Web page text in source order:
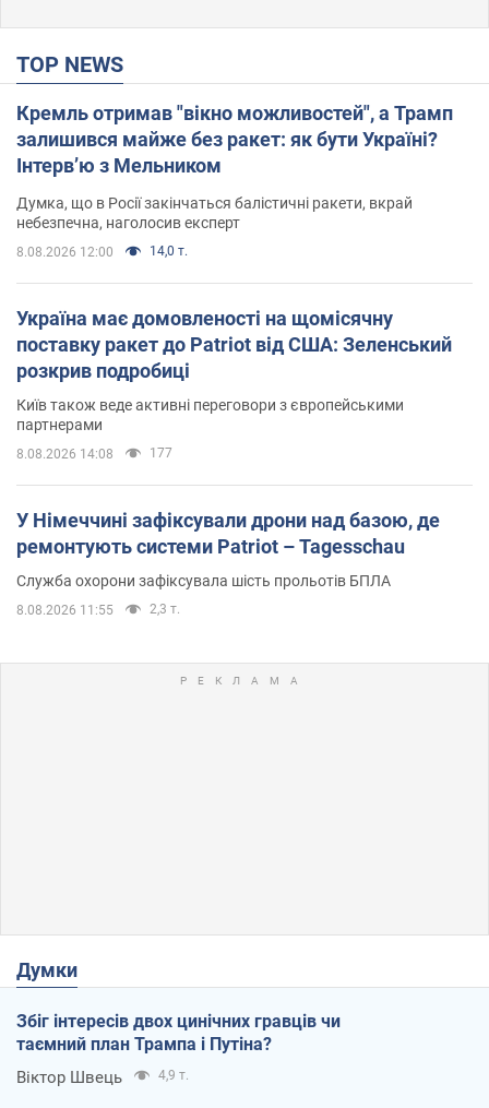
TOP NEWS
Кремль отримав "вікно можливостей", а Трамп
залишився майже без ракет: як бути Україні?
Інтерв’ю з Мельником
Думка, що в Росії закінчаться балістичні ракети, вкрай
небезпечна, наголосив експерт
8.08.2026 12:00 14,0 т.
Україна має домовленості на щомісячну
поставку ракет до Patriot від США: Зеленський
розкрив подробиці
Київ також веде активні переговори з європейськими
партнерами
8.08.2026 14:08 177
У Німеччині зафіксували дрони над базою, де
ремонтують системи Patriot – Tagesschau
Служба охорони зафіксувала шість прольотів БПЛА
8.08.2026 11:55 2,3 т.
Думки
Збіг інтересів двох цинічних гравців чи
таємний план Трампа і Путіна?
Віктор Швець 4,9 т.